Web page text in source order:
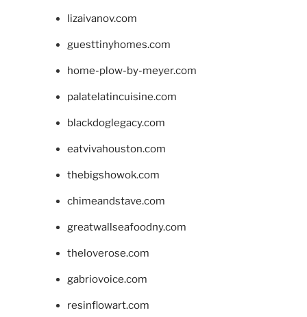
lizaivanov.com
guesttinyhomes.com
home-plow-by-meyer.com
palatelatincuisine.com
blackdoglegacy.com
eatvivahouston.com
thebigshowok.com
chimeandstave.com
greatwallseafoodny.com
theloverose.com
gabriovoice.com
resinflowart.com